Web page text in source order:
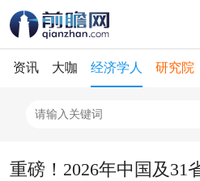
资讯 大咖 经济学人 研究院
重磅！2026年中国及31